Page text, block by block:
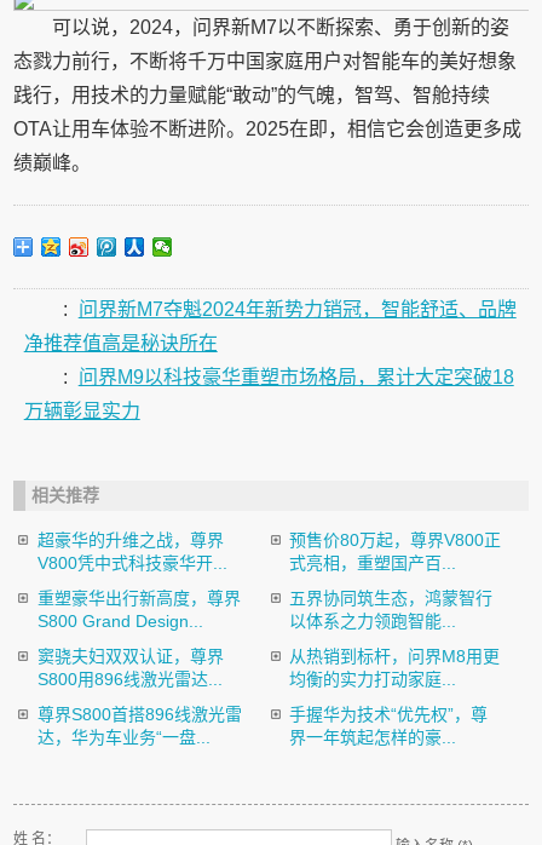
可以说，2024，问界新M7以不断探索、勇于创新的姿
态戮力前行，不断将千万中国家庭用户对智能车的美好想象
践行，用技术的力量赋能“敢动”的气魄，智驾、智舱持续
OTA让用车体验不断进阶。2025在即，相信它会创造更多成
绩巅峰。
:
问界新M7夺魁2024年新势力销冠，智能舒适、品牌
净推荐值高是秘诀所在
:
问界M9以科技豪华重塑市场格局，累计大定突破18
万辆彰显实力
相关推荐
超豪华的升维之战，尊界
V800凭中式科技豪华开...
预售价80万起，尊界V800正
式亮相，重塑国产百...
重塑豪华出行新高度，尊界
S800 Grand Design...
五界协同筑生态，鸿蒙智行
以体系之力领跑智能...
窦骁夫妇双双认证，尊界
S800用896线激光雷达...
从热销到标杆，问界M8用更
均衡的实力打动家庭...
尊界S800首搭896线激光雷
达，华为车业务“一盘...
手握华为技术“优先权”，尊
界一年筑起怎样的豪...
姓 名：